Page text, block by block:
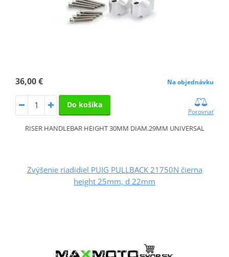
36,00 € Na objednávku
Do košíka
Porovnať
RISER HANDLEBAR HEIGHT 30MM DIAM.29MM UNIVERSAL
Zvýšenie riadidiel PUIG PULLBACK 21750N čierna
height 25mm, d 22mm